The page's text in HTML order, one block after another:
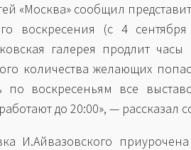
«Москва» сообщил
воскресения (с 4
галерея продлит
количества желающих
по воскресеньям все
до 20:00», — рассказал
И.Айвазовского